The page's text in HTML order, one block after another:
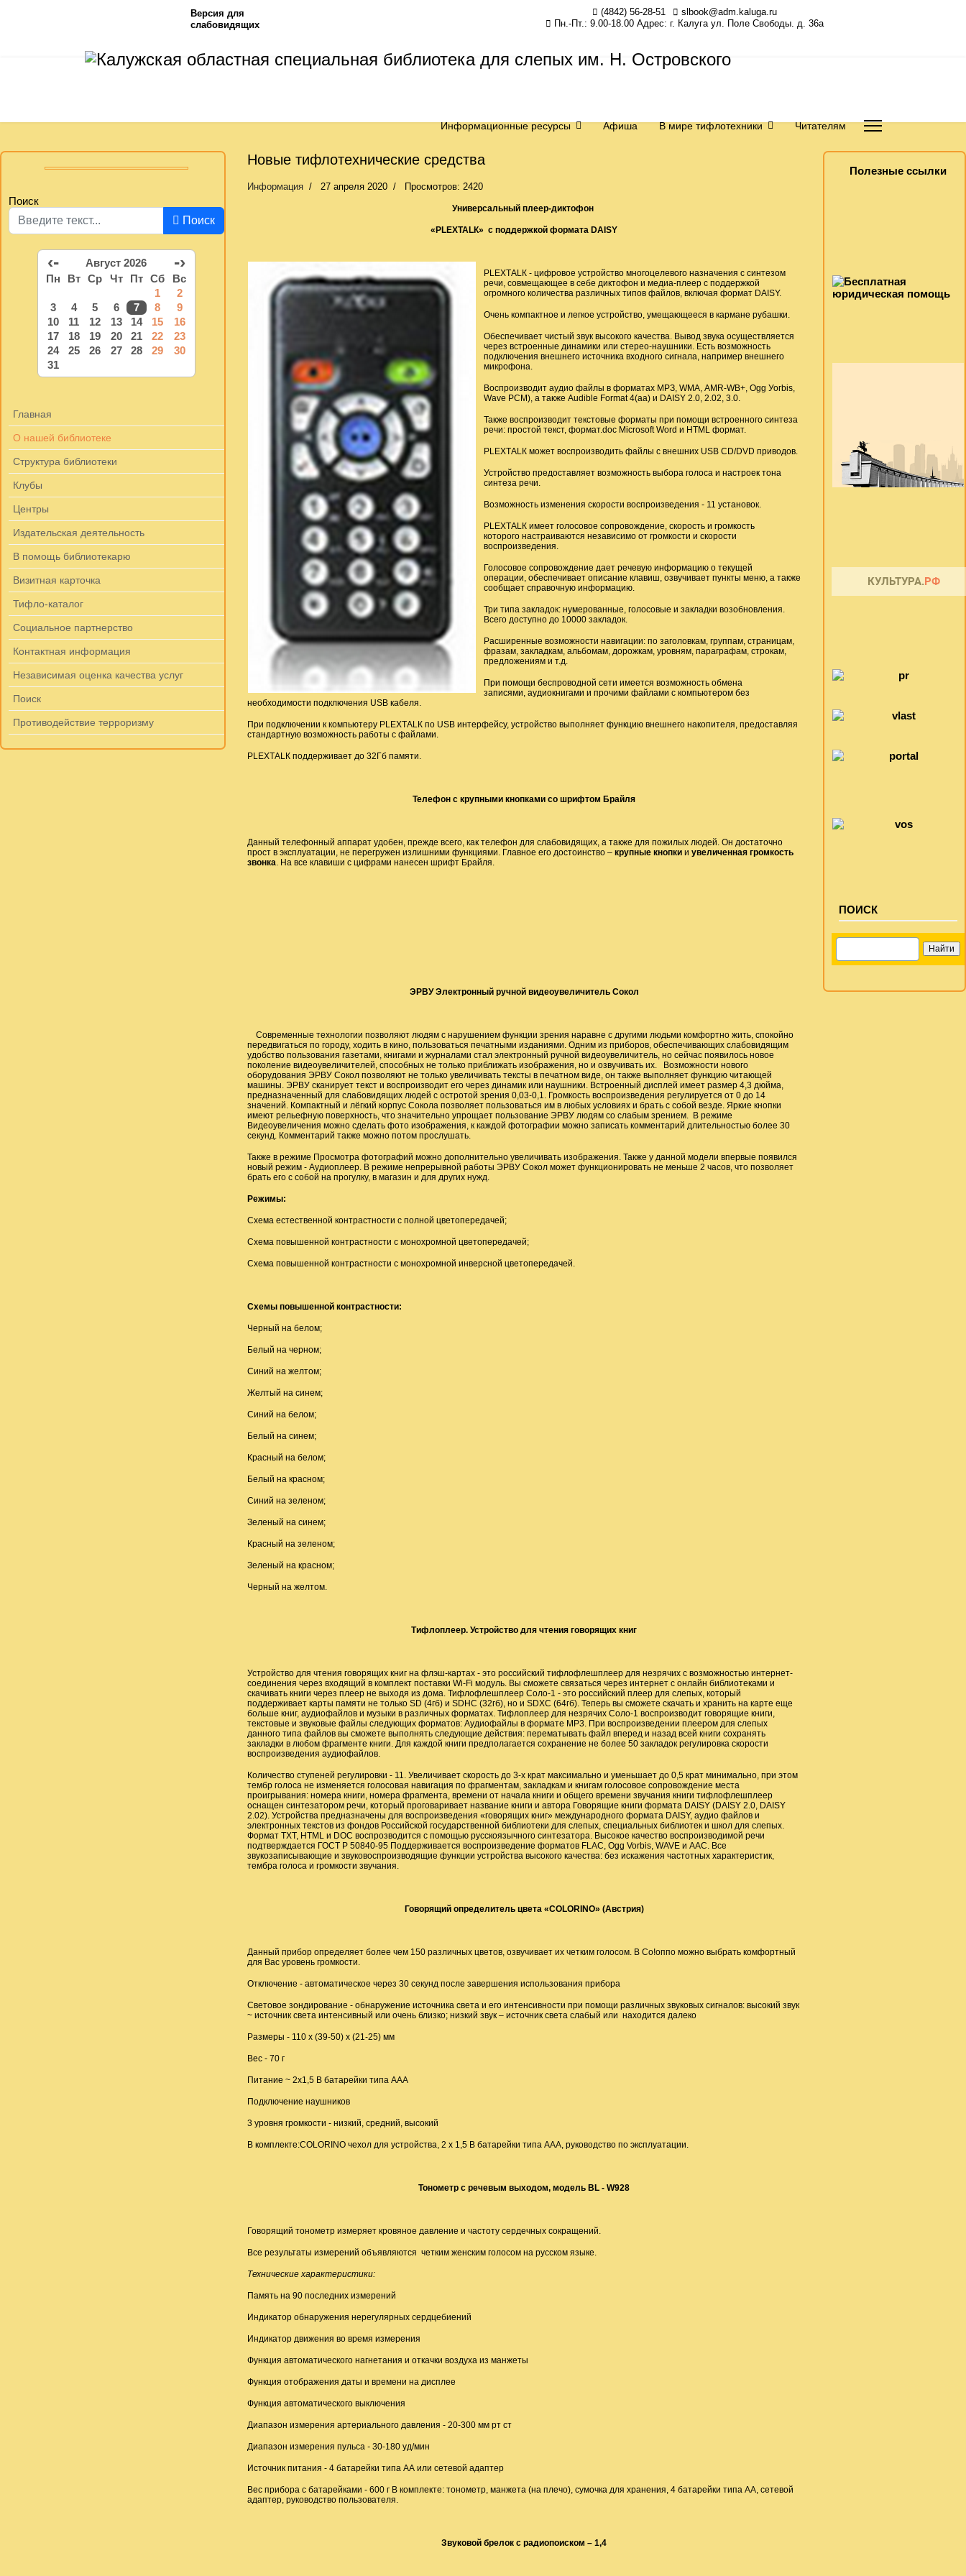
Версия для
слабовидящих
(4842) 56-28-51
slbook@adm.kaluga.ru
Пн.-Пт.: 9.00-18.00 Адрес: г. Калуга ул. Поле Свободы. д. 36а
Информационные ресурсы Афиша В мире тифлотехники Читателям
Поиск
Поиск
‹- Август 2026 -›
Пн Вт Ср Чт Пт Сб
Вс
1
2
3
4 5 6 7 8
9
10
11 12 13 14 15
16
17
18 19 20 21 22
23
24
25 26 27 28 29
30
31
Главная
О нашей библиотеке
Структура библиотеки
Клубы
Центры
Издательская деятельность
В помощь библиотекарю
Визитная карточка
Тифло-каталог
Социальное партнерство
Контактная информация
Независимая оценка качества услуг
Поиск
Противодействие терроризму
Новые тифлотехнические средства
Информация 27 апреля 2020 Просмотров: 2420
Универсальный плеер-диктофон
«РLЕХТАLК» с поддержкой формата DAISY
РLЕХТАLК - цифровое устройство многоцелевого назначения с синтезом
речи, совмещающее в себе диктофон и медиа-плеер с поддержкой
огромного количества различных типов файлов, включая формат DAISY.
Очень компактное и легкое устройство, умещающееся в кармане рубашки.
Обеспечивает чистый звук высокого качества. Вывод звука осуществляется
через встроенные динамики или стерео-наушники. Есть возможность
подключения внешнего источника входного сигнала, например внешнего
микрофона.
Воспроизводит аудио файлы в форматах МРЗ, WМА, АМR-WB+, Оgg Уогbis,
Wave РСМ), а также Audible Format 4(аа) и DAISY 2.0, 2.02, 3.0.
Также воспроизводит текстовые форматы при помощи встроенного синтеза
речи: простой текст, формат.doc Мicrosoft Word и НТМL формат.
РLЕХТАLК может воспроизводить файлы с внешних USB CD/DVD приводов.
Устройство предоставляет возможность выбора голоса и настроек тона
синтеза речи.
Возможность изменения скорости воспроизведения - 11 установок.
РLЕХТАLК имеет голосовое сопровождение, скорость и громкость
которого настраиваются независимо от громкости и скорости
воспроизведения.
Голосовое сопровождение дает речевую информацию о текущей
операции, обеспечивает описание клавиш, озвучивает пункты меню, а также
сообщает справочную информацию.
Три типа закладок: нумерованные, голосовые и закладки возобновления.
Всего доступно до 10000 закладок.
Расширенные возможности навигации: по заголовкам, группам, страницам,
фразам, закладкам, альбомам, дорожкам, уровням, параграфам, строкам,
предложениям и т.д.
При помощи беспроводной сети имеется возможность обмена
записями, аудиокнигами и прочими файлами с компьютером без
необходимости подключения USB кабеля.
При подключении к компьютеру РLЕХТАLК по USB интерфейсу, устройство выполняет функцию внешнего накопителя, предоставляя
стандартную возможность работы с файлами.
РLЕХТАLК поддерживает до 32Гб памяти.
Телефон с крупными кнопками со шрифтом Брайля
Данный телефонный аппарат удобен, прежде всего, как телефон для слабовидящих, а также для пожилых людей. Он достаточно
прост в эксплуатации, не перегружен излишними функциями. Главное его достоинство – крупные кнопки и увеличенная громкость
звонка. На все клавиши с цифрами нанесен шрифт Брайля.
ЭРВУ Электронный ручной видеоувеличитель Сокол
Современные технологии позволяют людям с нарушением функции зрения наравне с другими людьми комфортно жить, спокойно
передвигаться по городу, ходить в кино, пользоваться печатными изданиями. Одним из приборов, обеспечивающих слабовидящим
удобство пользования газетами, книгами и журналами стал электронный ручной видеоувеличитель, но сейчас появилось новое
поколение видеоувеличителей, способных не только приближать изображения, но и озвучивать их. Возможности нового
оборудования ЭРВУ Сокол позволяют не только увеличивать тексты в печатном виде, он также выполняет функцию читающей
машины. ЭРВУ сканирует текст и воспроизводит его через динамик или наушники. Встроенный дисплей имеет размер 4,3 дюйма,
предназначенный для слабовидящих людей с остротой зрения 0,03-0,1. Громкость воспроизведения регулируется от 0 до 14
значений. Компактный и лёгкий корпус Сокола позволяет пользоваться им в любых условиях и брать с собой везде. Яркие кнопки
имеют рельефную поверхность, что значительно упрощает пользование ЭРВУ людям со слабым зрением. В режиме
Видеоувеличения можно сделать фото изображения, к каждой фотографии можно записать комментарий длительностью более 30
секунд. Комментарий также можно потом прослушать.
Также в режиме Просмотра фотографий можно дополнительно увеличивать изображения. Также у данной модели впервые появился
новый режим - Аудиоплеер. В режиме непрерывной работы ЭРВУ Сокол может функционировать не меньше 2 часов, что позволяет
брать его с собой на прогулку, в магазин и для других нужд.
Режимы:
Схема естественной контрастности с полной цветопередачей;
Схема повышенной контрастности с монохромной цветопередачей;
Схема повышенной контрастности с монохромной инверсной цветопередачей.
Схемы повышенной контрастности:
Черный на белом;
Белый на черном;
Синий на желтом;
Желтый на синем;
Синий на белом;
Белый на синем;
Красный на белом;
Белый на красном;
Синий на зеленом;
Зеленый на синем;
Красный на зеленом;
Зеленый на красном;
Черный на желтом.
Тифлоплеер. Устройство для чтения говорящих книг
Устройство для чтения говорящих книг на флэш-картах - это российский тифлофлешплеер для незрячих с возможностью интернет-
соединения через входящий в комплект поставки Wi-Fi модуль. Вы сможете связаться через интернет с онлайн библиотеками и
скачивать книги через плеер не выходя из дома. Тифлофлешплеер Соло-1 - это российский плеер для слепых, который
поддерживает карты памяти не только SD (4гб) и SDHC (32гб), но и SDXC (64гб). Теперь вы сможете скачать и хранить на карте еще
больше книг, аудиофайлов и музыки в различных форматах. Тифлоплеер для незрячих Соло-1 воспроизводит говорящие книги,
текстовые и звуковые файлы следующих форматов: Аудиофайлы в формате MP3. При воспроизведении плеером для слепых
данного типа файлов вы сможете выполнять следующие действия: перематывать файл вперед и назад всей книги сохранять
закладки в любом фрагменте книги. Для каждой книги предполагается сохранение не более 50 закладок регулировка скорости
воспроизведения аудиофайлов.
Количество ступеней регулировки - 11. Увеличивает скорость до 3-х крат максимально и уменьшает до 0,5 крат минимально, при этом
тембр голоса не изменяется голосовая навигация по фрагментам, закладкам и книгам голосовое сопровождение места
проигрывания: номера книги, номера фрагмента, времени от начала книги и общего времени звучания книги тифлофлешплеер
оснащен синтезатором речи, который проговаривает название книги и автора Говорящие книги формата DAISY (DAISY 2.0, DAISY
2.02). Устройства предназначены для воспроизведения «говорящих книг» международного формата DAISY, аудио файлов и
электронных текстов из фондов Российской государственной библиотеки для слепых, специальных библиотек и школ для слепых.
Формат TXT, HTML и DOC воспрозводится с помощью русскоязычного синтезатора. Высокое качество воспроизводимой речи
подтверждается ГОСТ Р 50840-95 Поддерживается воспроизведение форматов FLAC, Ogg Vorbis, WAVE и AAC. Все
звукозаписывающие и звуковоспроизводящие функции устройства высокого качества: без искажения частотных характеристик,
тембра голоса и громкости звучания.
Говорящий определитель цвета «COLORINO» (Австрия)
Данный прибор определяет более чем 150 различных цветов, озвучивает их четким голосом. В Со!оппо можно выбрать комфортный
для Вас уровень громкости.
Отключение - автоматическое через 30 секунд после завершения использования прибора
Световое зондирование - обнаружение источника света и его интенсивности при помощи различных звуковых сигналов: высокий звук
~ источник света интенсивный или очень близко; низкий звук – источник света слабый или находится далеко
Размеры - 110 х (39-50) х (21-25) мм
Вес - 70 г
Питание ~ 2x1,5 В батарейки типа ААА
Подключение наушников
3 уровня громкости - низкий, средний, высокий
В комплекте:COLORINO чехол для устройства, 2 х 1,5 В батарейки типа ААА, руководство по эксплуатации.
Тонометр с речевым выходом, модель BL -W928
Говорящий тонометр измеряет кровяное давление и частоту сердечных сокращений.
Все результаты измерений объявляются четким женским голосом на русском языке.
Технические характеристики:
Память на 90 последних измерений
Индикатор обнаружения нерегулярных сердцебиений
Индикатор движения во время измерения
Функция автоматического нагнетания и откачки воздуха из манжеты
Функция отображения даты и времени на дисплее
Функция автоматического выключения
Диапазон измерения артериального давления - 20-300 мм рт ст
Диапазон измерения пульса - 30-180 уд/мин
Источник питания - 4 батарейки типа АА или сетевой адаптер
Вес прибора с батарейками - 600 г В комплекте: тонометр, манжета (на плечо), сумочка для хранения, 4 батарейки типа АА, сетевой
адаптер, руководство пользователя.
Звуковой брелок с радиопоиском – 1,4
Полезные ссылки
ПОИСК